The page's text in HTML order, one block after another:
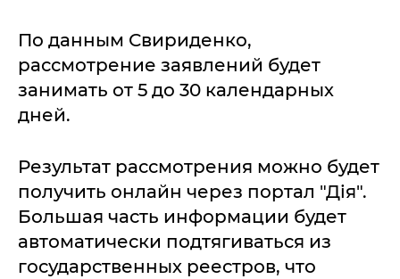
По данным Свириденко,
рассмотрение заявлений будет
занимать от 5 до 30 календарных
дней.
Результат рассмотрения можно будет
получить онлайн через портал "Дія".
Большая часть информации будет
автоматически подтягиваться из
государственных реестров, что